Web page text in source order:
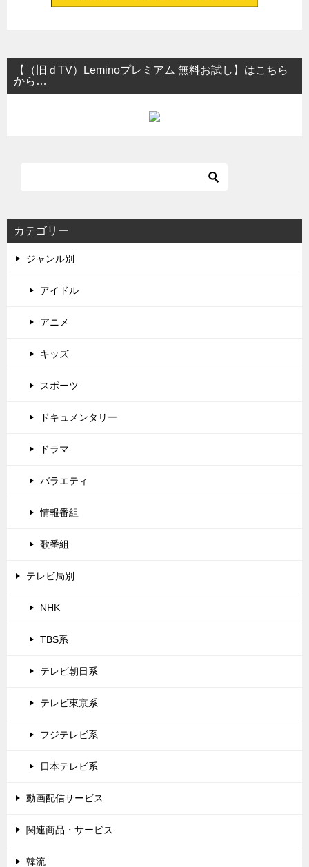
【（旧ｄTV）Leminoプレミアム 無料お試し】はこちら
から…
カテゴリー
ジャンル別
アイドル
アニメ
キッズ
スポーツ
ドキュメンタリー
ドラマ
バラエティ
情報番組
歌番組
テレビ局別
NHK
TBS系
テレビ朝日系
テレビ東京系
フジテレビ系
日本テレビ系
動画配信サービス
関連商品・サービス
韓流